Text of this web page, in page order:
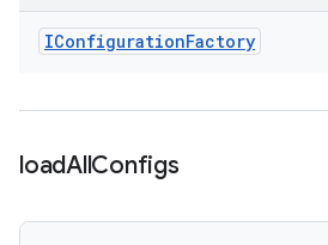
IConfigurationFactory
loadAllConfigs